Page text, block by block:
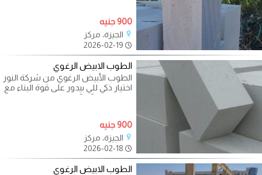
900 جنيه
الجيزة، مركز
الطوب الابيض الرغوي
الطوب الأبيض الرغوي من شركة النور
اختيار ذكي للي بيدور على قوة البناء مع
خفة الوزن ?‍♂️?️ ✔️
900 جنيه
الجيزة، مركز
الطوب الابيض الرغوي